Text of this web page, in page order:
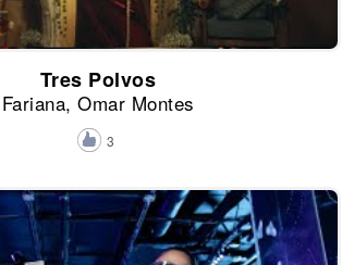
Tres Polvos
Fariana, Omar Montes
3